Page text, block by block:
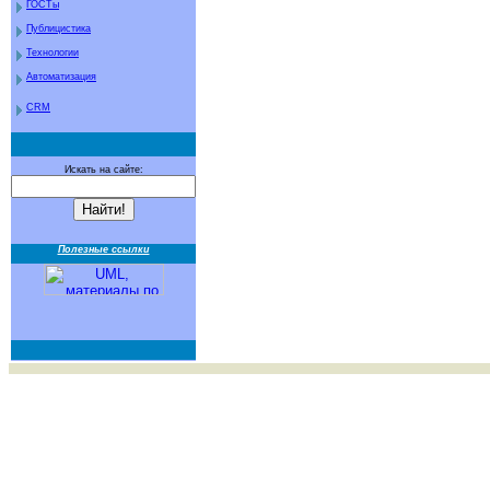
ГОСТы
Публицистика
Технологии
Автоматизация
CRM
Искать на сайте:
Полезные ссылки